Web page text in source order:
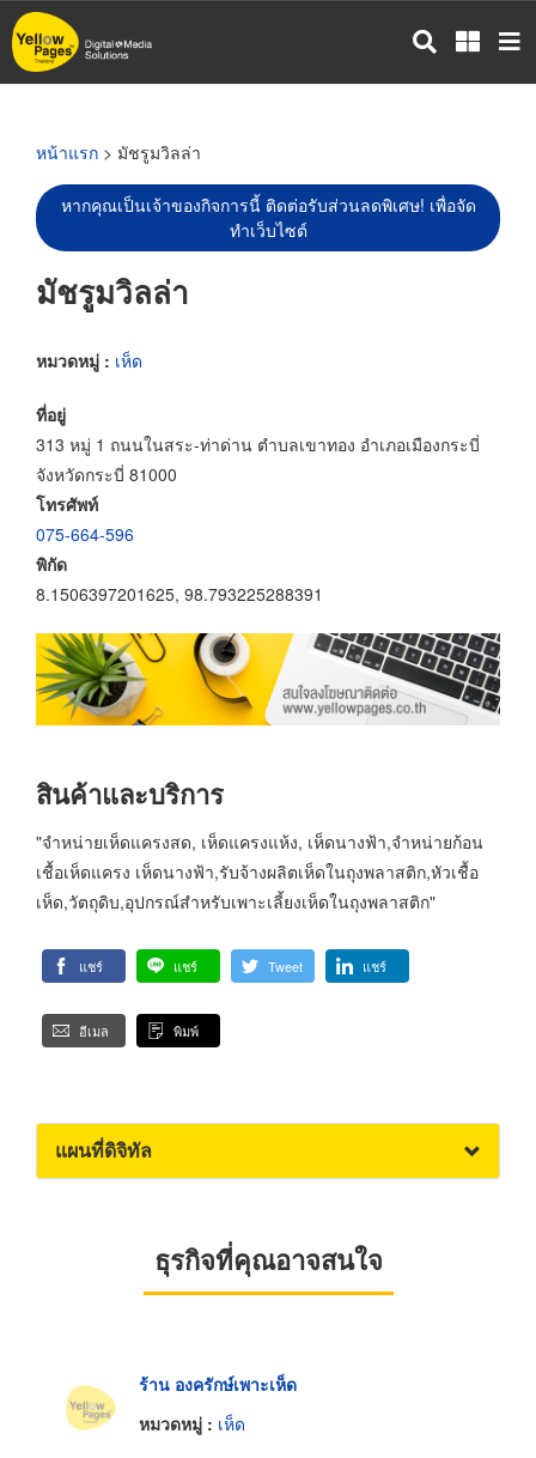
ข้าม
ไป
หน้าแรก > มัชรูมวิลล่า
หากคุณเป็นเจ้าของกิจการนี้ ติดต่อรับส่วนลดพิเศษ! เพื่อจัด
ทำเว็บไซต์
มัชรูมวิลล่า
หมวดหมู่ : เห็ด
ที่อยู่
313 หมู่ 1 ถนนในสระ-ท่าด่าน ตำบลเขาทอง อำเภอเมืองกระบี่
จังหวัดกระบี่ 81000
โทรศัพท์
075-664-596
พิกัด
8.1506397201625, 98.793225288391
สินค้าและบริการ
"จำหน่ายเห็ดแครงสด, เห็ดแครงแห้ง, เห็ดนางฟ้า,จำหน่ายก้อน
เชื้อเห็ดแครง เห็ดนางฟ้า,รับจ้างผลิตเห็ดในถุงพลาสติก,หัวเชื้อ
เห็ด,วัตถุดิบ,อุปกรณ์สำหรับเพาะเลี้ยงเห็ดในถุงพลาสติก"
แชร์ แชร์ Tweet แชร์
อีเมล พิมพ์
แผนที่ดิจิทัล
ธุรกิจที่คุณอาจสนใจ
ร้าน องครักษ์เพาะเห็ด
หมวดหมู่ : เห็ด